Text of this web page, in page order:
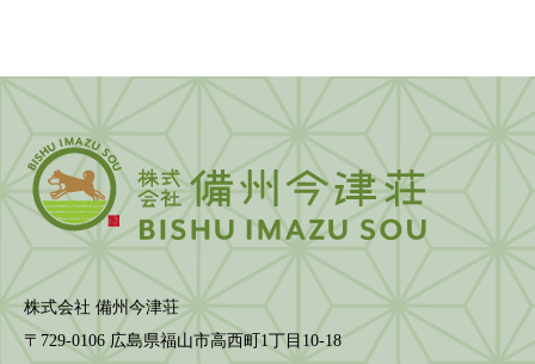
株式会社 備州今津荘
〒729-0106 広島県福山市高西町1丁目10-18